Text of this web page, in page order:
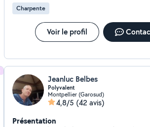
Charpente
Voir le profil
Jeanluc Belbes
Polyvalent
Montpellier (Garosud)
4,8/5 (42 avis)
Présentation